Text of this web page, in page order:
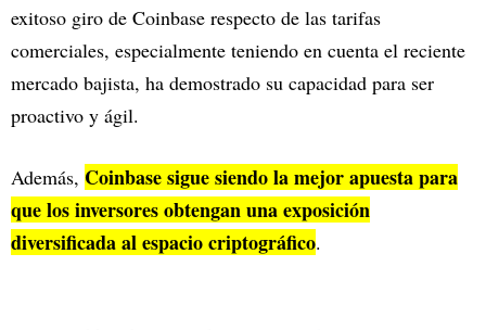
exitoso giro de Coinbase respecto de las tarifas
comerciales, especialmente teniendo en cuenta el reciente
mercado bajista, ha demostrado su capacidad para ser
proactivo y ágil.
Además, Coinbase sigue siendo la mejor apuesta para
que los inversores obtengan una exposición
diversificada al espacio criptográfico.